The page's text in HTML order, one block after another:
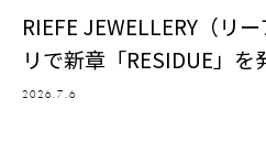
RIEFE JEWELLERY（リ
リで新章「RESIDUE」を
2026.7.6